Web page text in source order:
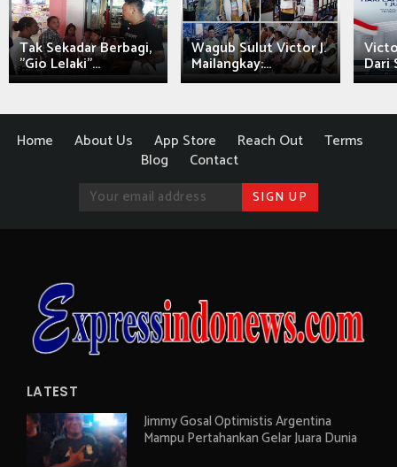
Tak Sekadar Berbagi,
"Gio Lelaki"...
Wagub Sulut Victor J.
Mailangkay:... Dari
Home About Us App Store Reach Out
Terms
Blog
Contact
LATEST
Jimmy Gosal Optimistis Argentina
Mampu Pertahankan Gelar Juara Dunia